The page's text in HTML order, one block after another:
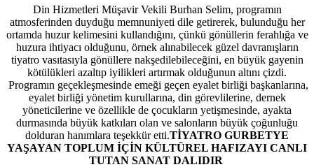
Din Hizmetleri Müşavir Vekili Burhan Selim, programın
atmosferinden duyduğu memnuniyeti dile getirerek, bulunduğu her
ortamda huzur kelimesini kullandığını, çünkü gönüllerin ferahlığa ve
huzura ihtiyacı olduğunu, örnek alınabilecek güzel davranışların
tiyatro vasıtasıyla gönüllere nakşedilebileceğini, en büyük gayenin
kötülükleri azaltıp iyilikleri artırmak olduğunun altını çizdi.
Programın geçekleşmesinde emeği geçen eyalet birliği başkanlarına,
eyalet birliği yönetim kurullarına, din görevlilerine, dernek
yöneticilerine ve özellikle de çocukların yetişmesinde, ayakta
durmasında büyük katkıları olan ve salonların büyük çoğunluğu
dolduran hanımlara teşekkür etti.TİYATRO GURBETYE
YAŞAYAN TOPLUM İÇİN KÜLTÜREL HAFIZAYI CANLI
TUTAN SANAT DALIDIR